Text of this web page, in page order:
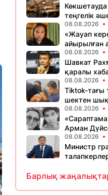
теңгелік
08.08.2026
«Жауап
айырылған
08.08.2026
Шавкат
қаралы
08.08.2026
Tiktok-тағы
шектен
08.08.2026
«Сараптама
Арман
08.08.2026
Министр
Барлық